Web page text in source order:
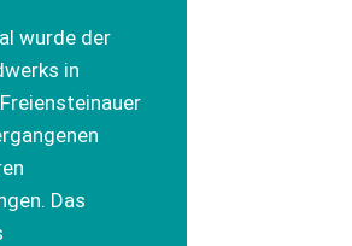
wurde der
in
Das